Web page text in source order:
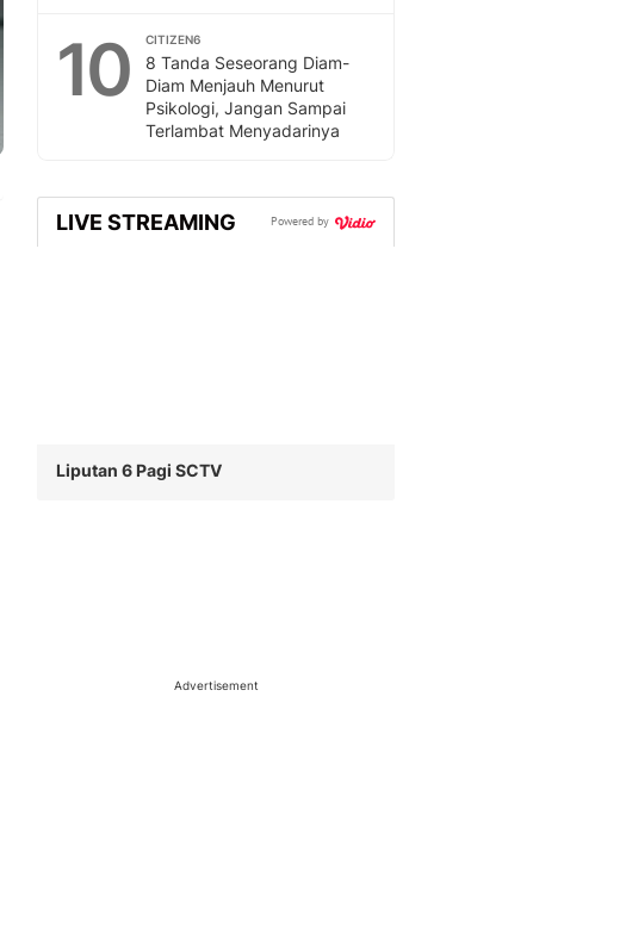
10 CITIZEN6
8 Tanda Seseorang Diam-
Diam Menjauh Menurut
Psikologi, Jangan Sampai
Terlambat Menyadarinya
LIVE STREAMING Powered by
Liputan 6 Pagi SCTV
Advertisement